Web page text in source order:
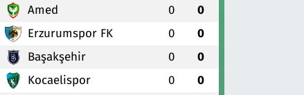
Amed 0 0
Erzurumspor FK 0 0
Başakşehir 0 0
Kocaelispor 0 0